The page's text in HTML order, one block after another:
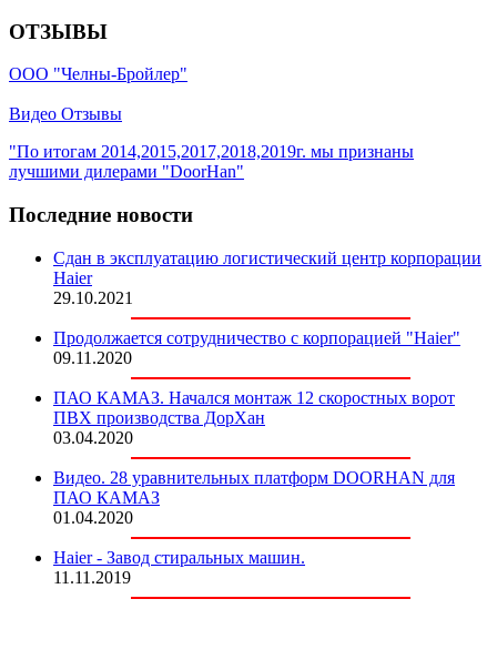
ОТЗЫВЫ
ООО "Челны-Бройлер"
Видео Отзывы
"По итогам 2014,2015,2017,2018,2019г. мы признаны
лучшими дилерами "DoorHan"
Последние новости
Сдан в эксплуатацию логистический центр корпорации
Haier
29.10.2021
Продолжается сотрудничество с корпорацией "Haier"
09.11.2020
ПАО КАМАЗ. Начался монтаж 12 скоростных ворот
ПВХ производства ДорХан
03.04.2020
Видео. 28 уравнительных платформ DOORHAN для
ПАО КАМАЗ
01.04.2020
Haier - Завод стиральных машин.
11.11.2019